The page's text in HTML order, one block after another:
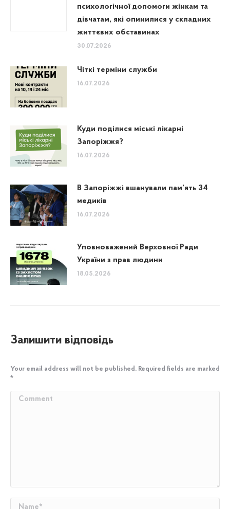
психологічної допомоги жінкам та
дівчатам, які опинилися у складних
життєвих обставинах
30.07.2026
Чіткі терміни служби
16.07.2026
Куди поділися міські лікарні
Запоріжжя?
16.07.2026
В Запоріжжі вшанували пам’ять 34
медиків
16.07.2026
Уповноважений Верховної Ради
України з прав людини
18.05.2026
Залишити відповідь
Your email address will not be published. Required fields are marked
*
Comment
Name *